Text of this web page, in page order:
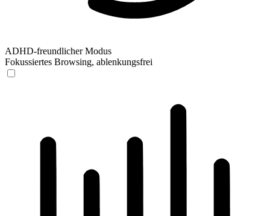
ADHD-freundlicher Modus
Fokussiertes Browsing, ablenkungsfrei